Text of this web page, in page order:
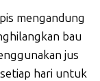
mengandung
bau
jus
hari untuk